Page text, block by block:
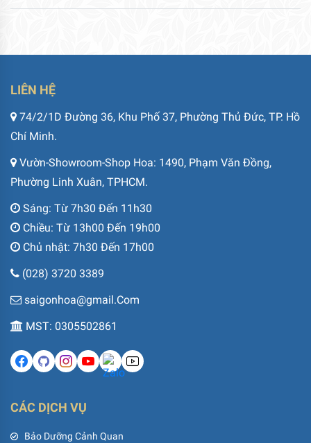
LIÊN HỆ
74/2/1D Đường 36, Khu Phố 37, Phường Thủ Đức, TP. Hồ
Chí Minh.
Vườn-Showroom-Shop Hoa: 1490, Phạm Văn Đồng,
Phường Linh Xuân, TPHCM.
Sáng: Từ 7h30 Đến 11h30
Chiều: Từ 13h00 Đến 19h00
Chủ nhật: 7h30 Đến 17h00
(028) 3720 3389
saigonhoa@gmail.Com
MST: 0305502861
CÁC DỊCH VỤ
Bảo Dưỡng Cảnh Quan